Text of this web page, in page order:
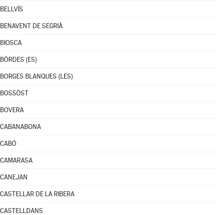
BELLVÍS
BENAVENT DE SEGRIÀ
BIOSCA
BÒRDES (ES)
BORGES BLANQUES (LES)
BOSSÒST
BOVERA
CABANABONA
CABÓ
CAMARASA
CANEJAN
CASTELLAR DE LA RIBERA
CASTELLDANS